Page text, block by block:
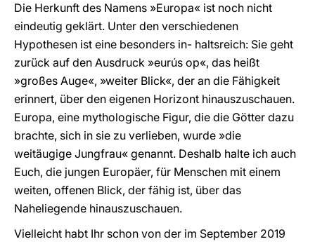
Die Herkunft des Namens »Europa« ist noch nicht
eindeutig geklärt. Unter den verschiedenen
Hypothesen ist eine besonders in- haltsreich: Sie geht
zurück auf den Ausdruck »eurús op«, das heißt
»großes Auge«, »weiter Blick«, der an die Fähigkeit
erinnert, über den eigenen Horizont hinauszuschauen.
Europa, eine mythologische Figur, die die Götter dazu
brachte, sich in sie zu verlieben, wurde »die
weitäugige Jungfrau« genannt. Deshalb halte ich auch
Euch, die jungen Europäer, für Menschen mit einem
weiten, offenen Blick, der fähig ist, über das
Naheliegende hinauszuschauen.
Vielleicht habt Ihr schon von der im September 2019